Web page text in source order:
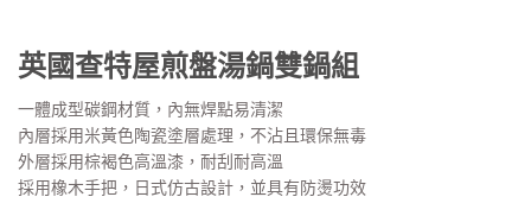
英國查特屋煎盤湯鍋雙鍋組
一體成型碳鋼材質，內無焊點易清潔
內層採用米黃色陶瓷塗層處理，不沾且環保無毒
外層採用棕褐色高溫漆，耐刮耐高溫
採用橡木手把，日式仿古設計，並具有防燙功效